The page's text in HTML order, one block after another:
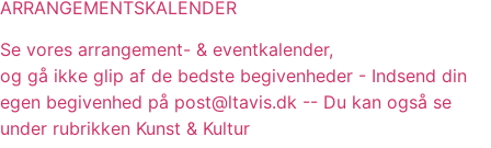
ARRANGEMENTSKALENDER
Se vores arrangement- & eventkalender,
og gå ikke glip af de bedste begivenheder - Indsend din
egen begivenhed på post@ltavis.dk -- Du kan også se
under rubrikken Kunst & Kultur